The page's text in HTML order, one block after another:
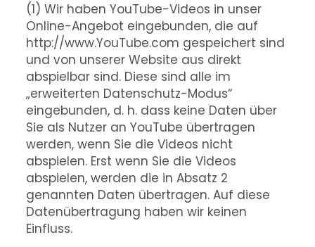
(1) Wir haben YouTube-Videos in unser
Online-Angebot eingebunden, die auf
http://www.YouTube.com gespeichert sind
und von unserer Website aus direkt
abspielbar sind. Diese sind alle im
„erweiterten Datenschutz-Modus“
eingebunden, d. h. dass keine Daten über
Sie als Nutzer an YouTube übertragen
werden, wenn Sie die Videos nicht
abspielen. Erst wenn Sie die Videos
abspielen, werden die in Absatz 2
genannten Daten übertragen. Auf diese
Datenübertragung haben wir keinen
Einfluss.